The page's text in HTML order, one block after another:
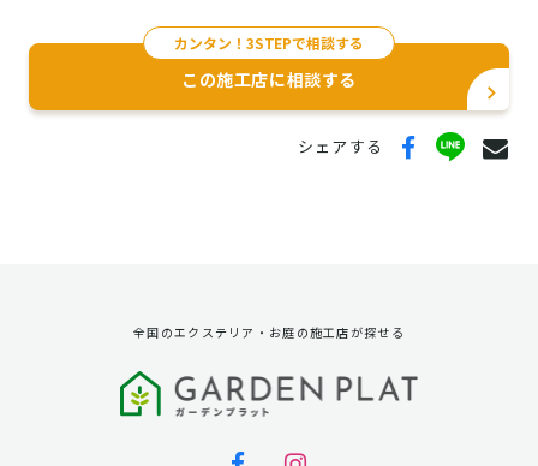
カンタン！3STEPで相談する
この施工店に相談する
シェアする
全国のエクステリア・お庭の施工店が探せる